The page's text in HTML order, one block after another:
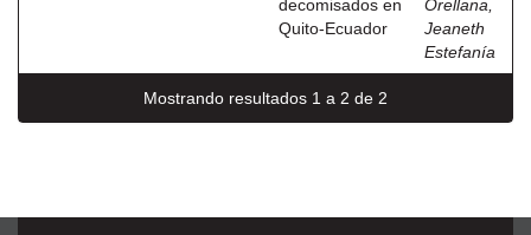
decomisados en
Quito-Ecuador
Orellana,
Jeaneth
Estefanía
Mostrando resultados 1 a 2 de 2